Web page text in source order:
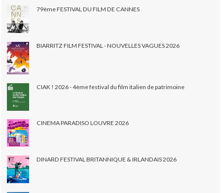
79ème FESTIVAL DU FILM DE CANNES
BIARRITZ FILM FESTIVAL - NOUVELLES VAGUES 2026
CIAK ! 2026 - 4ème festival du film italien de patrimoine
CINEMA PARADISO LOUVRE 2026
DINARD FESTIVAL BRITANNIQUE & IRLANDAIS 2026